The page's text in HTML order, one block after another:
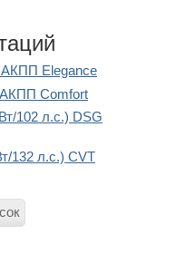
АКПП Elegance
АКПП Comfort
102 л.с.) DSG
132 л.с.) CVT